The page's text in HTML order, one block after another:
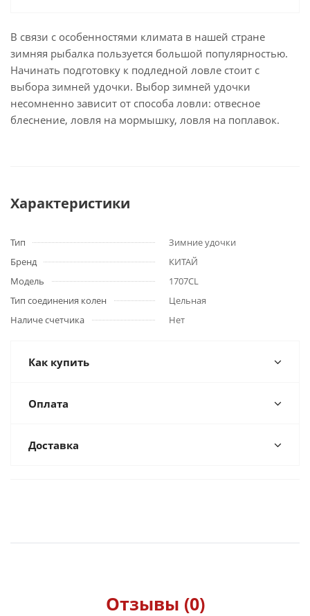
В связи с особенностями климата в нашей стране
зимняя рыбалка пользуется большой популярностью.
Начинать подготовку к подледной ловле стоит с
выбора зимней удочки. Выбор зимней удочки
несомненно зависит от способа ловли: отвесное
блеснение, ловля на мормышку, ловля на поплавок.
Характеристики
Тип
Зимние удочки
Бренд
КИТАЙ
Модель
1707CL
Тип соединения колен
Цельная
Наличе счетчика
Нет
Как купить
Оплата
Доставка
Отзывы (0)